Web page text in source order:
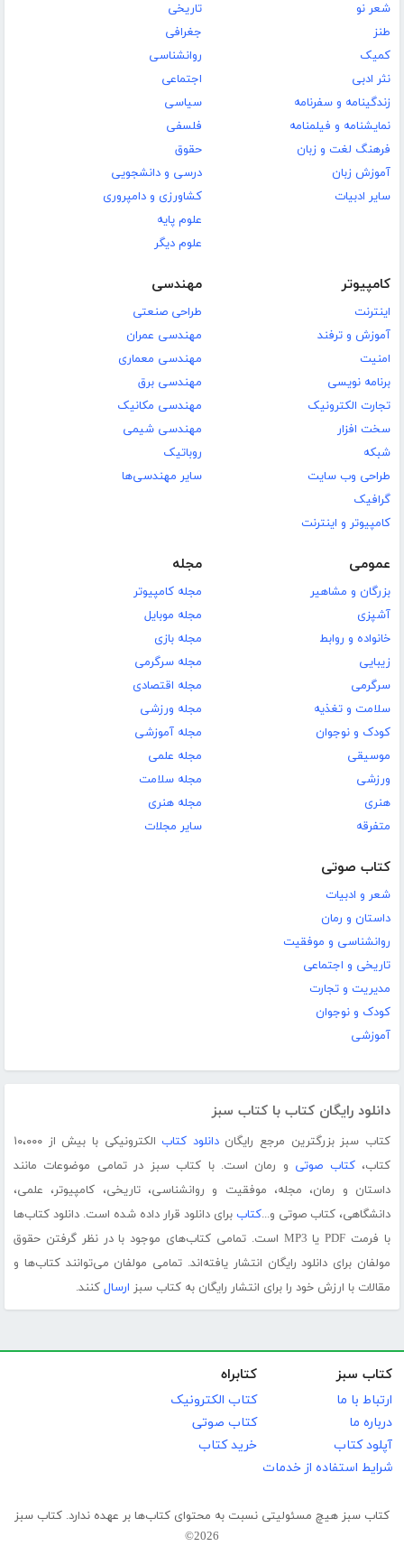
شعر نو
طنز
کمیک
نثر ادبی
زندگینامه و سفرنامه
نمایشنامه و فیلمنامه
فرهنگ لغت و زبان
آموزش زبان
سایر ادبیات
تاریخی
جغرافی
روانشناسی
اجتماعی
سیاسی
فلسفی
حقوق
درسی و دانشجویی
کشاورزی و دامپروری
علوم پایه
علوم دیگر
کامپیوتر
اینترنت
آموزش و ترفند
امنیت
برنامه نویسی
تجارت الکترونیک
سخت افزار
شبکه
طراحی وب سایت
گرافیک
کامپیوتر و اینترنت
مهندسی
طراحی صنعتی
مهندسی عمران
مهندسی معماری
مهندسی برق
مهندسی مکانیک
مهندسی شیمی
روباتیک
سایر مهندسی‌ها
عمومی
بزرگان و مشاهیر
آشپزی
خانواده و روابط
زیبایی
سرگرمی
سلامت و تغذیه
کودک و نوجوان
موسیقی
ورزشی
هنری
متفرقه
مجله
مجله کامپیوتر
مجله موبایل
مجله بازی
مجله سرگرمی
مجله اقتصادی
مجله ورزشی
مجله آموزشی
مجله علمی
مجله سلامت
مجله هنری
سایر مجلات
کتاب صوتی
شعر و ادبیات
داستان و رمان
روانشناسی و موفقیت
تاریخی و اجتماعی
مدیریت و تجارت
کودک و نوجوان
آموزشی
دانلود رایگان کتاب با کتاب سبز
کتاب سبز بزرگترین مرجع رایگاندانلود کتاب
الکترونیکی با بیش از ۱۰،۰۰۰
کتاب،کتاب صوتی و رمان است. با کتاب سبز در تمامی موضوعات مانند
داستان و رمان، مجله، موفقیت و روانشناسی، تاریخی، کامپیوتر، علمی،
دانشگاهی، کتاب صوتی و...کتاب برای دانلود قرار داده شده است. دانلود کتاب‌ها
با فرمت PDF یا MP3 است. تمامی کتاب‌های موجود با در نظر گرفتن حقوق
مولفان برای دانلود رایگان انتشار یافته‌اند. تمامی مولفان می‌توانند کتاب‌ها و
مقالات با ارزش خود را برای انتشار رایگان به کتاب سبز ارسال کنند.
کتاب سبز
ارتباط با ما
درباره ما
آپلود کتاب
شرایط استفاده از خدمات
کتابراه
کتاب الکترونیک
کتاب صوتی
خرید کتاب
کتاب سبز هیچ مسئولیتی نسبت به محتوای کتاب‌ها بر عهده ندارد. کتاب سبز
2026©